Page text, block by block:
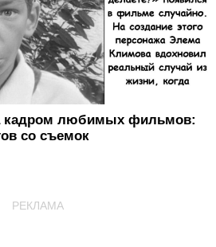
кадром любимых фильмов:
со съемок
РЕКЛАМА